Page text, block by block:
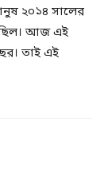
২০১৪ সালের
আজ এই
তাই এই